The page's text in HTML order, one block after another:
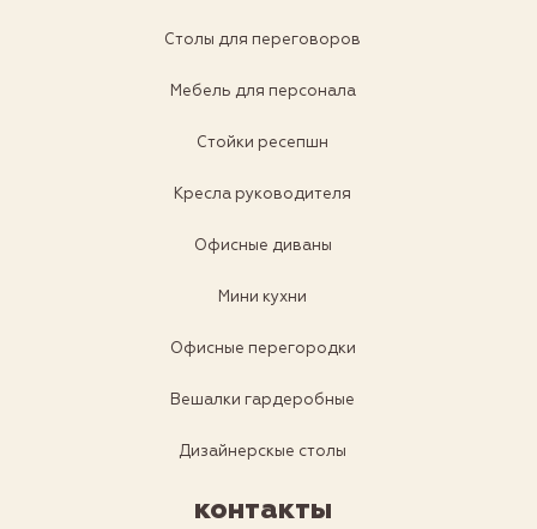
Столы для переговоров
Мебель для персонала
Стойки ресепшн
Кресла руководителя
Офисные диваны
Мини кухни
Офисные перегородки
Вешалки гардеробные
Дизайнерскые столы
контакты